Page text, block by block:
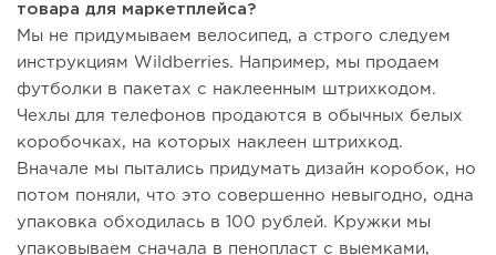
товара для маркетплейса?
Мы не придумываем велосипед, а строго следуем
инструкциям Wildberries. Например, мы продаем
футболки в пакетах с наклеенным штрихкодом.
Чехлы для телефонов продаются в обычных белых
коробочках, на которых наклеен штрихкод.
Вначале мы пытались придумать дизайн коробок, но
потом поняли, что это совершенно невыгодно, одна
упаковка обходилась в 100 рублей. Кружки мы
упаковываем сначала в пенопласт с выемками,